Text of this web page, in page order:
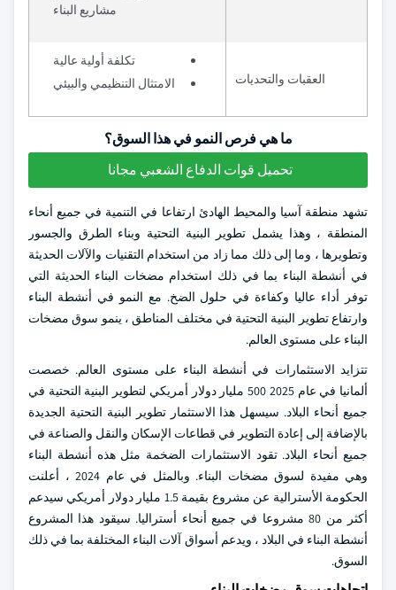
مشاريع البناء
العقبات والتحديات
تكلفة أولية عالية
الامتثال التنظيمي والبيئي
ما هي فرص النمو في هذا السوق؟
تحميل قوات الدفاع الشعبي مجانا
تشهد منطقة آسيا والمحيط الهادئ ارتفاعا في التنمية في جميع أنحاء
المنطقة ، وهذا يشمل تطوير البنية التحتية وبناء الطرق والجسور
وتطويرها ، وما إلى ذلك مما زاد من استخدام التقنيات والآلات الحديثة
في أنشطة البناء بما في ذلك استخدام مضخات البناء الحديثة التي
توفر أداء عاليا وكفاءة في حلول الضخ. مع النمو في أنشطة البناء
وارتفاع تطوير البنية التحتية في مختلف المناطق ، ينمو سوق مضخات
البناء على مستوى العالم.
تتزايد الاستثمارات في أنشطة البناء على مستوى العالم. خصصت
ألمانيا في عام 2025 500 مليار دولار أمريكي لتطوير البنية التحتية في
جميع أنحاء البلاد. سيسهل هذا الاستثمار تطوير البنية التحتية الجديدة
بالإضافة إلى إعادة التطوير في قطاعات الإسكان والنقل والصناعة في
جميع أنحاء البلاد. تقود الاستثمارات الضخمة مثل هذه أنشطة البناء
وهي مفيدة لسوق مضخات البناء. وبالمثل في عام 2024 ، أعلنت
الحكومة الأسترالية عن مشروع بقيمة 1.5 مليار دولار أمريكي سيدعم
أكثر من 80 مشروعا في جميع أنحاء أستراليا. سيقود هذا المشروع
أنشطة البناء في البلاد ، ويدعم أسواق آلات البناء المختلفة بما في ذلك
السوق.